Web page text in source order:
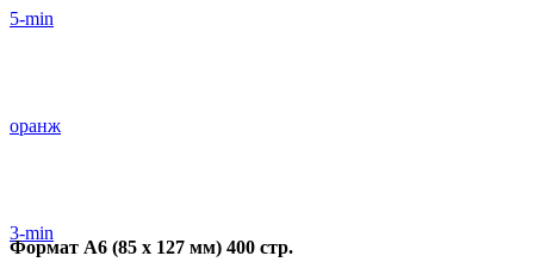
5-min
оранж
3-min
Формат А6 (85 х 127 мм) 400 стр.